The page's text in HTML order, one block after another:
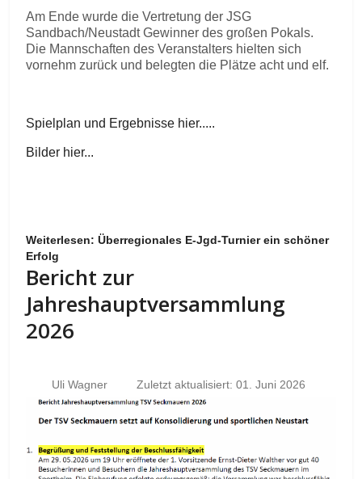
Am Ende wurde die Vertretung der JSG
Sandbach/Neustadt Gewinner des großen Pokals.
Die Mannschaften des Veranstalters hielten sich
vornehm zurück und belegten die Plätze acht und elf.
Spielplan und Ergebnisse hier.....
Bilder hier...
Weiterlesen: Überregionales E-Jgd-Turnier ein schöner
Erfolg
Bericht zur
Jahreshauptversammlung
2026
Uli Wagner Zuletzt aktualisiert: 01. Juni 2026